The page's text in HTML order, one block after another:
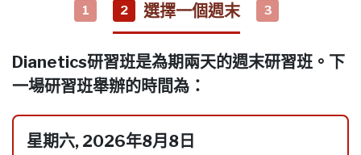
1 2 選擇一個週末 3
Dianetics研習班是為期兩天的週末研習班。下
一場研習班舉辦的時間為：
星期六, 2026年8月8日